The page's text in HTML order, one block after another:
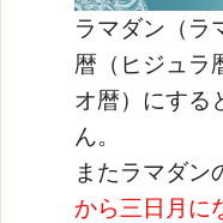
選ばれる理由
採用情報
ラマダン（ラ
暦（ヒジュラ
オ暦）にする
ん。
またラマダン
から三日月に